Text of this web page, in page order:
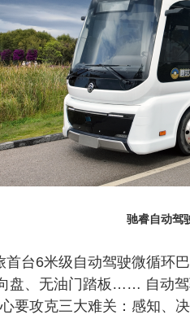
驰睿自动驾
首台6米级自动驾驶微循环
盘、无油门踏板 …… 自动驾
要攻克三大难关：感知、决